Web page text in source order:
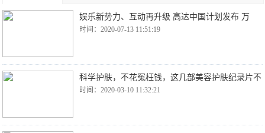
娱乐新势力、互动再升级 高达中国计划发布 万
时间：2020-07-13 11:51:19
科学护肤，不花冤枉钱，这几部美容护肤纪录片不
时间：2020-03-10 11:32:21